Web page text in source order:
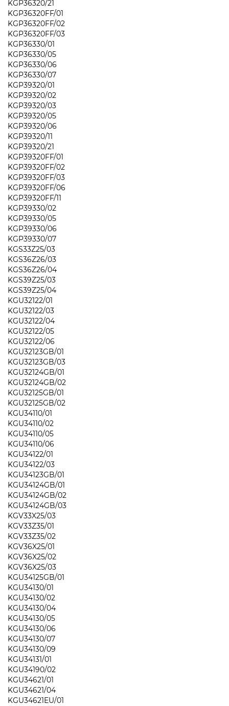
KGP36320/21
KGP36320FF/01
KGP36320FF/02
KGP36320FF/03
KGP36330/01
KGP36330/05
KGP36330/06
KGP36330/07
KGP39320/01
KGP39320/02
KGP39320/03
KGP39320/05
KGP39320/06
KGP39320/11
KGP39320/21
KGP39320FF/01
KGP39320FF/02
KGP39320FF/03
KGP39320FF/06
KGP39320FF/11
KGP39330/02
KGP39330/05
KGP39330/06
KGP39330/07
KGS33Z25/03
KGS36Z26/03
KGS36Z26/04
KGS39Z25/03
KGS39Z25/04
KGU32122/01
KGU32122/03
KGU32122/04
KGU32122/05
KGU32122/06
KGU32123GB/01
KGU32123GB/03
KGU32124GB/01
KGU32124GB/02
KGU32125GB/01
KGU32125GB/02
KGU34110/01
KGU34110/02
KGU34110/05
KGU34110/06
KGU34122/01
KGU34122/03
KGU34123GB/01
KGU34124GB/01
KGU34124GB/02
KGU34124GB/03
KGV33X25/03
KGV33Z35/01
KGV33Z35/02
KGV36X25/01
KGV36X25/02
KGV36X25/03
KGU34125GB/01
KGU34130/01
KGU34130/02
KGU34130/04
KGU34130/05
KGU34130/06
KGU34130/07
KGU34130/09
KGU34131/01
KGU34190/02
KGU34621/01
KGU34621/04
KGU34621EU/01